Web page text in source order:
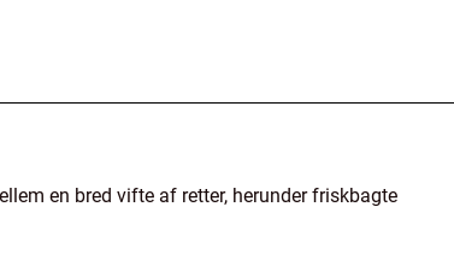
en bred vifte af retter, herunder friskbagte